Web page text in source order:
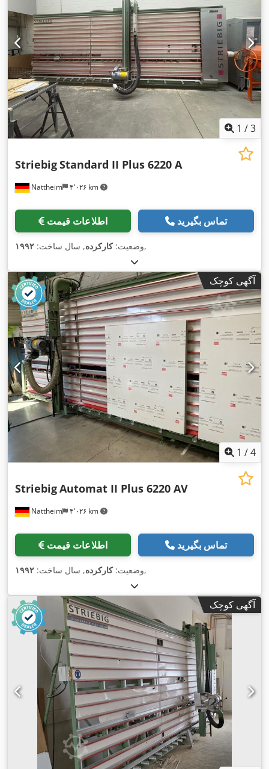
1 /3
Nattheim ۴٬۰۲۶ km
StriebigStandard II Plus 6220 A
اطلاعات قیمت تماس بگیرید
وضعیت:کارکرده, سال ساخت: ۱۹۹۲ ,
آگهی کوچک
1 /4
Nattheim ۴٬۰۲۶ km
StriebigAutomat II Plus 6220 AV
اطلاعات قیمت تماس بگیرید
وضعیت:کارکرده, سال ساخت: ۱۹۹۲ ,
آگهی کوچک